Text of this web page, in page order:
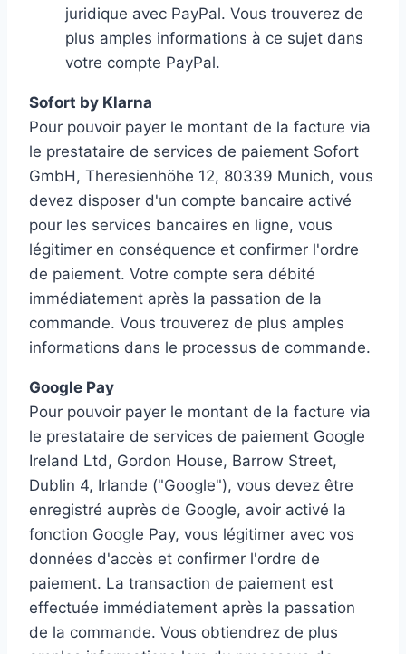
juridique avec PayPal. Vous trouverez de
plus amples informations à ce sujet dans
votre compte PayPal.
Sofort by Klarna
Pour pouvoir payer le montant de la facture via
le prestataire de services de paiement Sofort
GmbH, Theresienhöhe 12, 80339 Munich, vous
devez disposer d'un compte bancaire activé
pour les services bancaires en ligne, vous
légitimer en conséquence et confirmer l'ordre
de paiement. Votre compte sera débité
immédiatement après la passation de la
commande. Vous trouverez de plus amples
informations dans le processus de commande.
Google Pay
Pour pouvoir payer le montant de la facture via
le prestataire de services de paiement Google
Ireland Ltd, Gordon House, Barrow Street,
Dublin 4, Irlande ("Google"), vous devez être
enregistré auprès de Google, avoir activé la
fonction Google Pay, vous légitimer avec vos
données d'accès et confirmer l'ordre de
paiement. La transaction de paiement est
effectuée immédiatement après la passation
de la commande. Vous obtiendrez de plus